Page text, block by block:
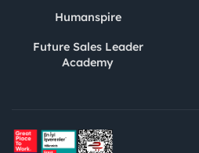
Humanspire
Future Sales Leader
Academy